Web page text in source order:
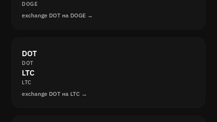
DOGE
exchange DOT на DOGE →
DOT
DOT
LTC
LTC
exchange DOT на LTC →